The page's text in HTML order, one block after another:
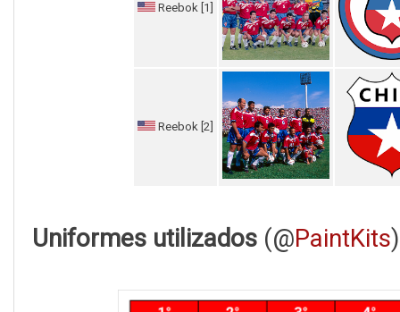
Reebok [1]
Reebok [2]
Uniformes utilizados (@PaintKits)